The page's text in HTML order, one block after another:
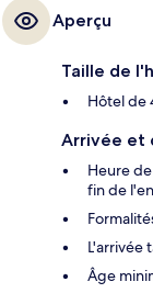
Aperçu
Taille de
Hôtel de
Arrivée et
Heure
fin de
L'arrivée
Âge